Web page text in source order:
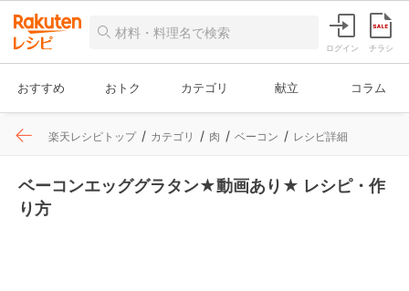
ログイン チラシ
おすすめ おトク カテゴリ 献立 コラム
楽天レシピトップ カテゴリ 肉 ベーコン レシピ詳細
ベーコンエッググラタン★動画あり★ レシピ・作
り方